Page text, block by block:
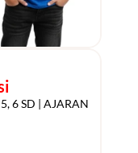
6 SD | AJARAN